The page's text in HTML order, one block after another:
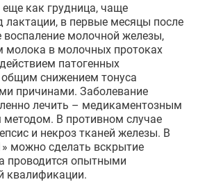
как грудница, чаще
лактации, в первые месяцы после
воспаление молочной железы,
молока в молочных протоках
патогенных
снижением тонуса
причинами. Заболевание
лечить – медикаментозным
методом. В противном случае
и некроз тканей железы. В
можно сделать вскрытие
проводится опытными
квалификации.